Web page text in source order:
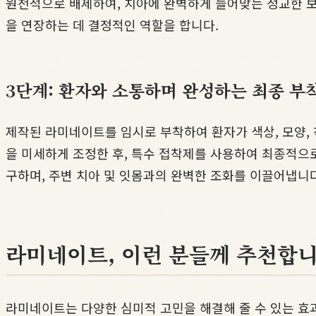
을 연장하는 데 결정적인 역할을 합니다.
3단계: 환자와 소통하며 완성하는 최종 부
제작된 라미네이트를 임시로 부착하여 환자가 색상, 모
을 미세하게 조정한 후, 특수 접착제를 사용하여 최종적
구하며, 주변 치아 및 잇몸과의 완벽한 조화를 이끌어냅
라미네이트, 이런 분들께 추천합
라미네이트는 다양한 심미적 고민을 해결해 줄 수 있는